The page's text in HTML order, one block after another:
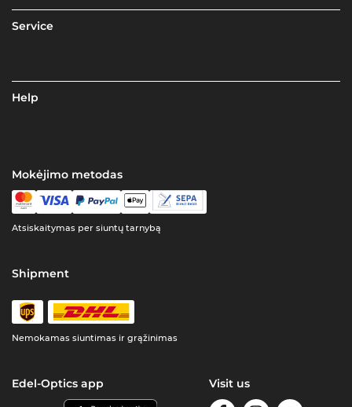
Service
Help
Mokėjimo metodas
Atsiskaitymas per siuntų tarnybą
Shipment
Nemokamas siuntimas ir grąžinimas
Edel-Optics app Visit us